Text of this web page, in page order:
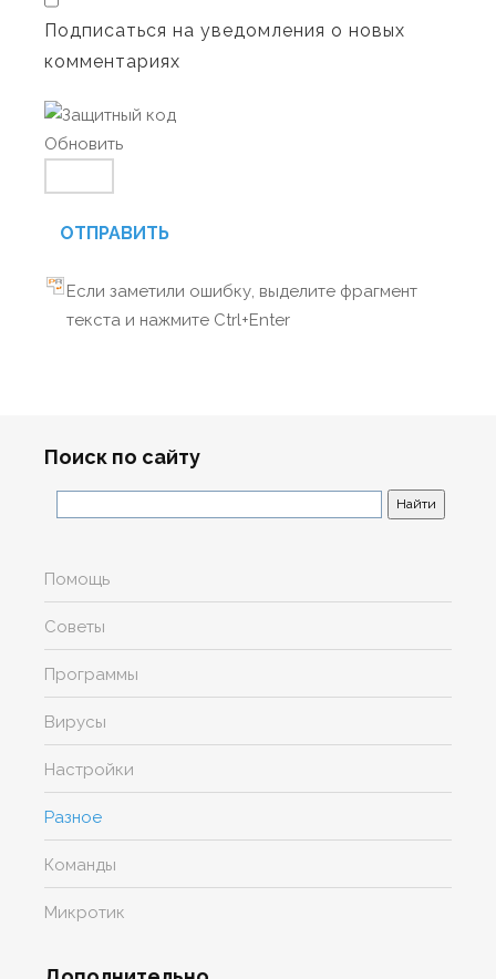
Подписаться на уведомления о новых
комментариях
Обновить
ОТПРАВИТЬ
Если заметили ошибку, выделите фрагмент
текста и нажмите Ctrl+Enter
Поиск по сайту
Помощь
Советы
Программы
Вирусы
Настройки
Разное
Команды
Микротик